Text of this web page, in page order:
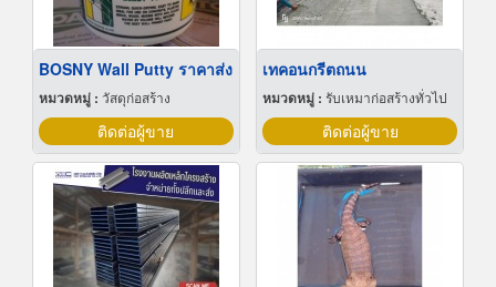
BOSNY Wall Putty ราคาส่ง
หมวดหมู่ : วัสดุก่อสร้าง
ติดต่อผู้ขาย
เทคอนกรีตถนน
หมวดหมู่ : รับเหมาก่อสร้างทั่วไป
ติดต่อผู้ขาย